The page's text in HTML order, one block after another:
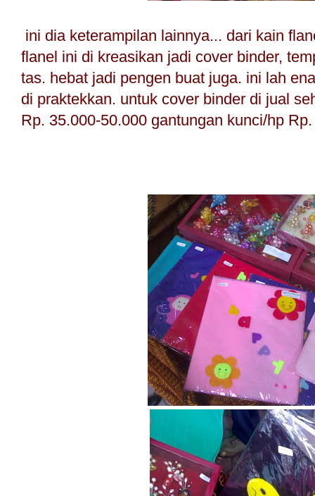
ini dia keterampilan lainnya... dari kain
flanel ini di kreasikan jadi cover binder,
tas. hebat jadi pengen buat juga. ini lah
di praktekkan. untuk cover binder di jual
Rp. 35.000-50.000 gantungan kunci/hp